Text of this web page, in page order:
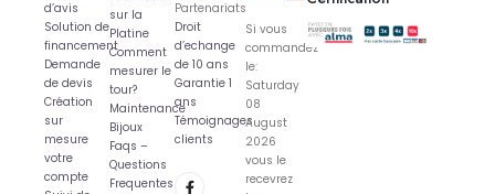
d’avis
Solution de
financement
Demande
de devis
Création
sur
mesure
votre
compte
sur la
Platine
Comment
mesurer le
tour?
Maintenance
Bijoux
Faqs –
Questions
Frequentes
Partenariats
Droit
d’echange
de 10 ans
Garantie 1
ans
Témoignages
clients
Si vous
commandez
le:
Saturday
08
August
2026
vous le
recevrez